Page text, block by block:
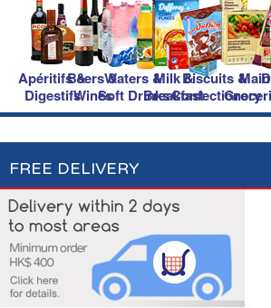
Apéritifs &
Digestifs
Beers &
Wines
Waters &
Soft Drinks
Milk &
Breakfast
Biscuits &
Confectionery
Main
FREE DELIVERY